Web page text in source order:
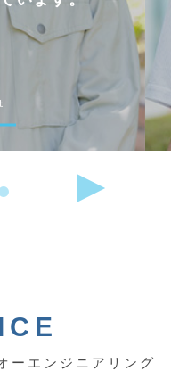
ーエンジニアリング